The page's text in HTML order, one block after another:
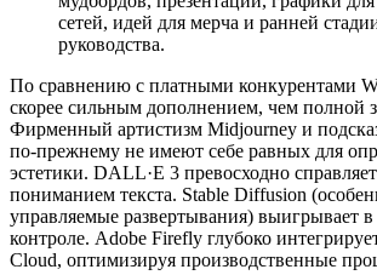
сетей, идей для мерча и ранней
руководства.
По сравнению с платными конкурентами
скорее сильным дополнением, чем полной
Фирменный артистизм Midjourney и
по-прежнему не имеют себе равных для
эстетики. DALL·E 3 превосходно
пониманием текста. Stable Diffusion
управляемые развертывания) выигрывает в
контроле. Adobe Firefly глубоко
Cloud, оптимизируя производственные